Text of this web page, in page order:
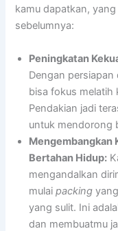
kamu dapatkan,
sebelumnya:
Peningkatan
Dengan
bisa fokus melatih
Pendakian jadi
untuk mendorong
Mengembangkan
Bertahan Hidup:
mengandalkan
mulaipacking
yang sulit. Ini
dan membuatmu